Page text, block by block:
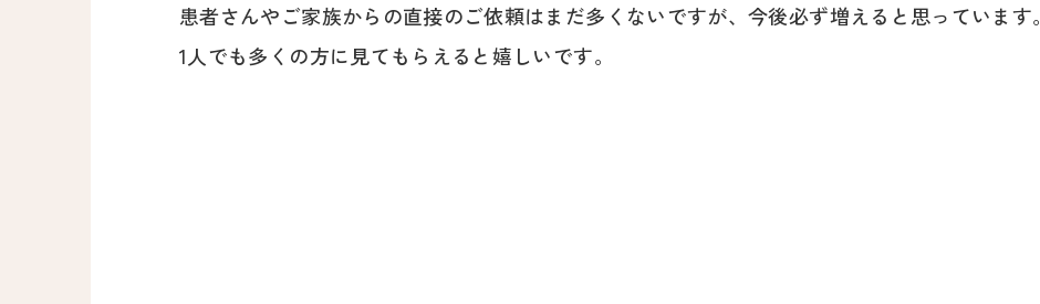
患者さんやご家族からの直接のご依頼はまだ多くないですが、今後必ず増えると思っています。
1人でも多くの方に見てもらえると嬉しいです。